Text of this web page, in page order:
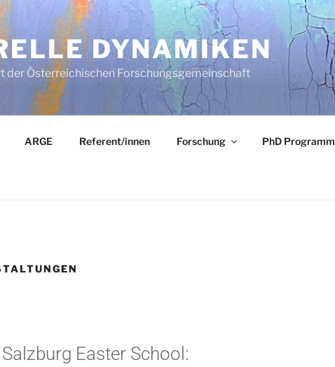
DYNAMIKEN
der Österreichischen Forschungsgemeinschaft
ARGE Referent/innen Forschung PhD Programm
Easter School: